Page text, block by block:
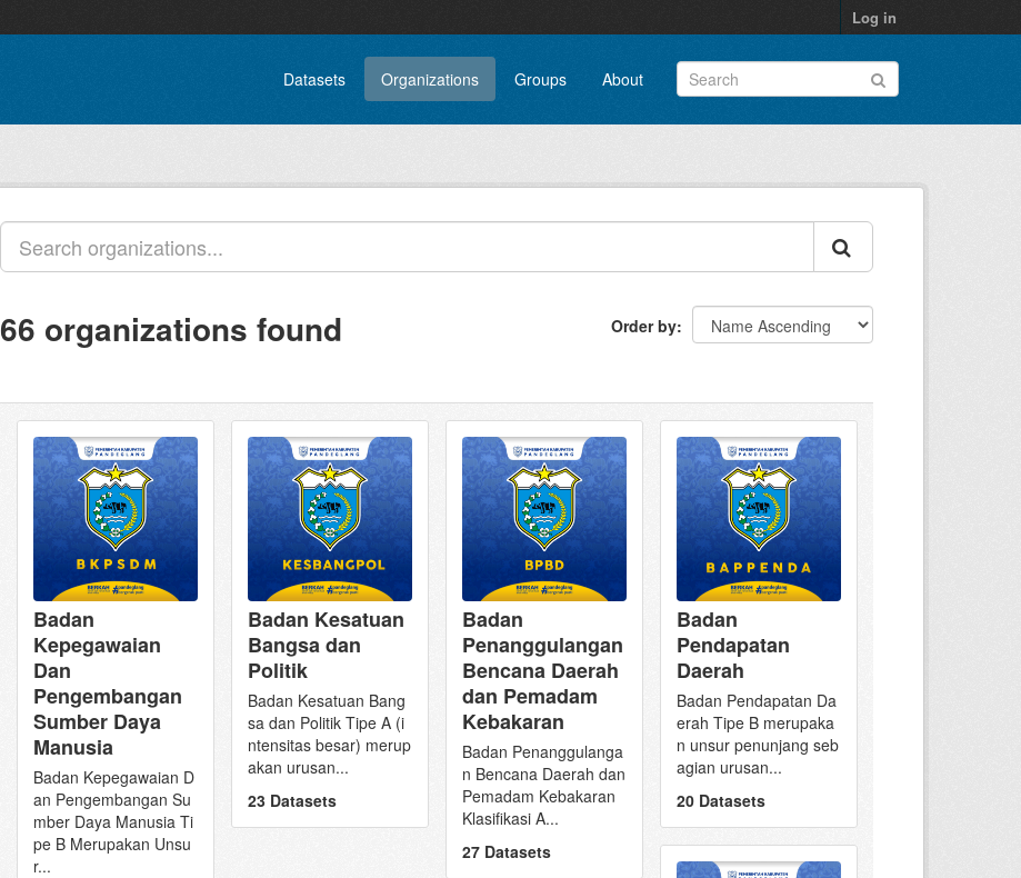
Log in
Datasets Organizations Groups About
Order by
66 organizations found
Badan
Kepegawaian
Dan
Pengembangan
Sumber Daya
Manusia
Badan Kepegawaian D
an Pengembangan Su
mber Daya Manusia Ti
pe B Merupakan Unsu
r...
Badan Kesatuan
Bangsa dan
Politik
Badan Kesatuan Bang
sa dan Politik Tipe A (i
ntensitas besar) merup
akan urusan...
23 Datasets
Badan
Penanggulangan
Bencana Daerah
dan Pemadam
Kebakaran
Badan Penanggulanga
n Bencana Daerah dan
Pemadam Kebakaran
Klasifikasi A...
27 Datasets
Badan
Pendapatan
Daerah
Badan Pendapatan Da
erah Tipe B merupaka
n unsur penunjang seb
agian urusan...
20 Datasets